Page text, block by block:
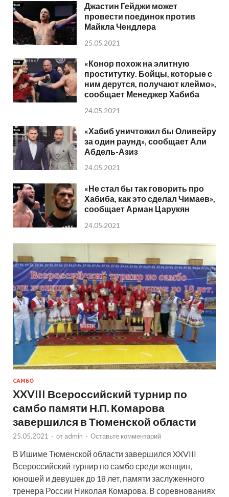
Джастин Гейджи может
провести поединок против
Майкла Чендлера
25.05.2021
«Конор похож на элитную
проститутку. Бойцы, которые с
ним дерутся, получают клеймо»,
сообщает Менеджер Хабиба
24.05.2021
«Хабиб уничтожил бы Оливейру
за один раунд», сообщает Али
Абдель-Азиз
24.05.2021
«Не стал бы так говорить про
Хабиба, как это сделал Чимаев»,
сообщает Арман Царукян
24.05.2021
САМБО
XXVIII Всероссийский турнир по
самбо памяти Н.П. Комарова
завершился в Тюменской области
25.05.2021 - от admin - Оставьте комментарий
В Ишиме Тюменской области завершился XXVIII
Всероссийский турнир по самбо среди женщин,
юношей и девушек до 18 лет, памяти заслуженного
тренера России Николая Комарова. В соревнованиях